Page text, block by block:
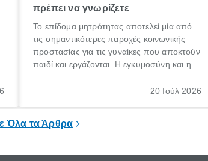
πρέπει να γνωρίζετε
Το επίδομα μητρότητας αποτελεί μία από
τις σημαντικότερες παροχές κοινωνικής
προστασίας για τις γυναίκες που αποκτούν
παιδί και εργάζονται. Η εγκυμοσύνη και η
σημαντική περίοδος στη ζωή κάθε20 Ιούλ 2026
Όλα τα Άρθρα